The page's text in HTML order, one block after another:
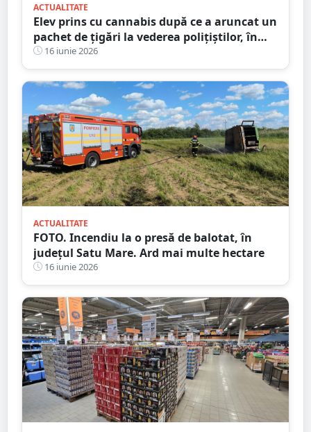
ACTUALITATE
Elev prins cu cannabis după ce a aruncat un
pachet de țigări la vederea polițiștilor, în
Satu Mare
16 iunie 2026
ACTUALITATE
FOTO. Incendiu la o presă de balotat, în
județul Satu Mare. Ard mai multe hectare
16 iunie 2026